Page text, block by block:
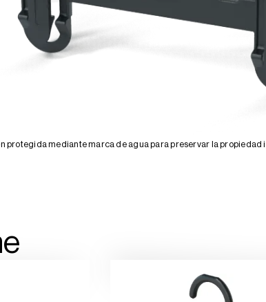
protegida mediante marca de agua para preservar la propiedad